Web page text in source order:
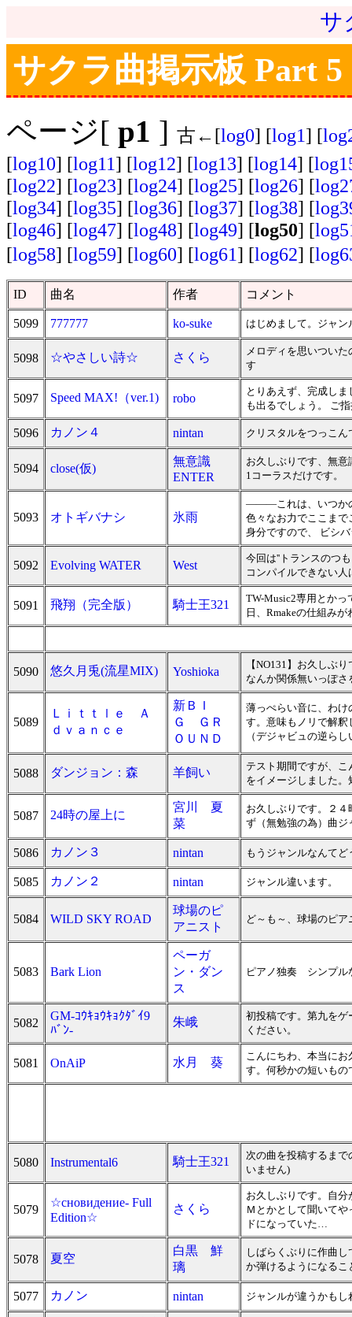
サ
サクラ曲掲示板 Part 5
ページ[ p1 ] 古←[log0] [log1] [
[log10] [log11] [log12] [log13] [log14] [
[log22] [log23] [log24] [log25] [log26] [
[log34] [log35] [log36] [log37] [log38] [
[log46] [log47] [log48] [log49] [log50] [
[log58] [log59] [log60] [log61] [log62] [
ID 曲名 作者 コメント
5099 777777 ko-suke はじめまして。ジャ
5098 ☆やさしい詩☆ さくら
メロディを思いつい
す
5097 Speed MAX!（ver.1) robo
とりあえず、完成し
も出るでしょう。 ご
5096 カノン４ nintan クリスタルをつっこん
5094 close(仮)
無意識
ENTER
お久しぶりです、無
1コーラスだけです。
5093 オトギバナシ 氷雨
―――これは、いつか
色々なお力でここまで
身分ですので、 ビシ
5092 Evolving WATER West
今回は''トランスのつ
コンパイルできない
5091 飛翔（完全版） 騎士王321
TW-Music2専用とか
日、Rmakeの仕組み
5090 悠久月兎(流星MIX) Yoshioka
【NO131】お久しぶ
なんか関係無いっぽ
5089
Ｌｉｔｔｌｅ Ａ
ｄｖａｎｃｅ
新ＢＩ
Ｇ ＧＲ
ＯＵＮＤ
薄っぺらい音に、わ
す。意味もノリで解
（デジャビュの逆ら
5088 ダンジョン：森 羊飼い
テスト期間ですが、
をイメージしました。
5087 24時の屋上に
宮川 夏
菜
お久しぶりです。２
ず（無勉強の為）曲
5086 カノン３ nintan もうジャンルなんて
5085 カノン２ nintan ジャンル違います。
5084 WILD SKY ROAD
球場のピ
アニスト
ど～も～、球場のピ
5083 Bark Lion
ペーガ
ン・ダン
ス
ピアノ独奏 シンプル
5082
GM-ｺｳｷｮｳｷｮｸﾀﾞｲ9
ﾊﾞﾝ-
朱峨
初投稿です。第九を
ください。
5081 OnAiP 水月 葵
こんにちわ、本当に
す。何秒かの短いも
5080 Instrumental6 騎士王321
次の曲を投稿するま
いません)
5079
☆сновидение- Full
Edition☆
さくら
お久しぶりです。自分
Ｍとかとして聞いて
ドになっていた…
5078 夏空
白黒 鮮
璃
しばらくぶりに作曲
か弾けるようになる
5077 カノン nintan ジャンルが違うかも